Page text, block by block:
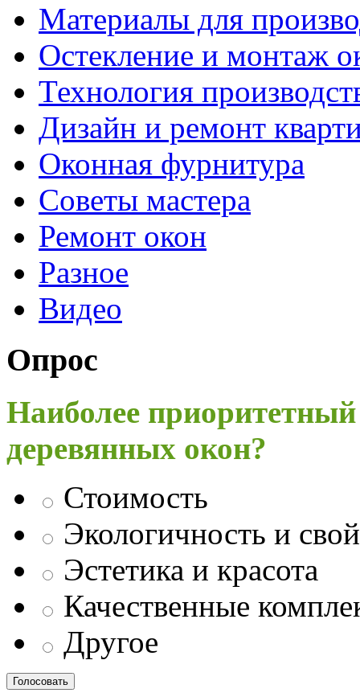
Материалы для
Остекление и монтаж
Технология
Дизайн и ремонт
Оконная фурнитура
Советы мастера
Ремонт окон
Разное
Видео
Опрос
Наиболее
деревянных окон?
Стоимость
Экологичность и
Эстетика и красота
Качественные
Другое